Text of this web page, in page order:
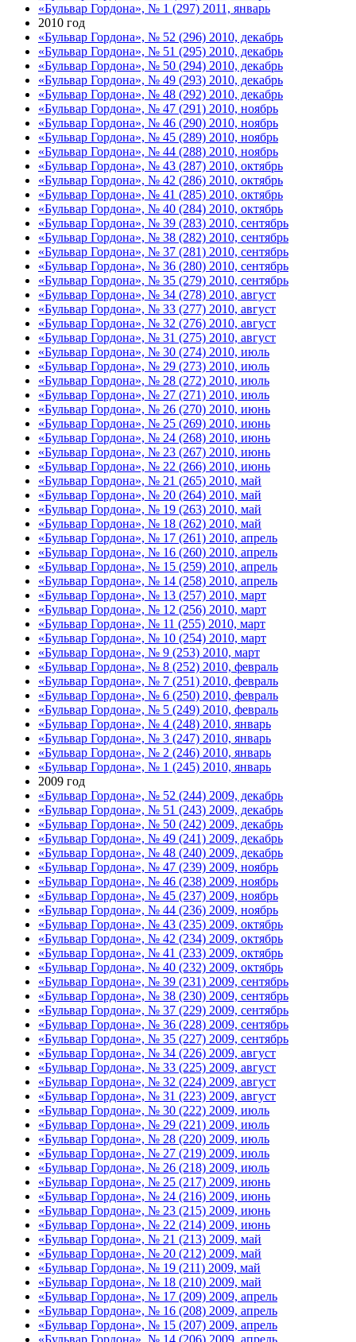
«Бульвар Гордона», № 1 (297) 2011, январь
2010 год
«Бульвар Гордона», № 52 (296) 2010, декабрь
«Бульвар Гордона», № 51 (295) 2010, декабрь
«Бульвар Гордона», № 50 (294) 2010, декабрь
«Бульвар Гордона», № 49 (293) 2010, декабрь
«Бульвар Гордона», № 48 (292) 2010, декабрь
«Бульвар Гордона», № 47 (291) 2010, ноябрь
«Бульвар Гордона», № 46 (290) 2010, ноябрь
«Бульвар Гордона», № 45 (289) 2010, ноябрь
«Бульвар Гордона», № 44 (288) 2010, ноябрь
«Бульвар Гордона», № 43 (287) 2010, октябрь
«Бульвар Гордона», № 42 (286) 2010, октябрь
«Бульвар Гордона», № 41 (285) 2010, октябрь
«Бульвар Гордона», № 40 (284) 2010, октябрь
«Бульвар Гордона», № 39 (283) 2010, сентябрь
«Бульвар Гордона», № 38 (282) 2010, сентябрь
«Бульвар Гордона», № 37 (281) 2010, сентябрь
«Бульвар Гордона», № 36 (280) 2010, сентябрь
«Бульвар Гордона», № 35 (279) 2010, сентябрь
«Бульвар Гордона», № 34 (278) 2010, август
«Бульвар Гордона», № 33 (277) 2010, август
«Бульвар Гордона», № 32 (276) 2010, август
«Бульвар Гордона», № 31 (275) 2010, август
«Бульвар Гордона», № 30 (274) 2010, июль
«Бульвар Гордона», № 29 (273) 2010, июль
«Бульвар Гордона», № 28 (272) 2010, июль
«Бульвар Гордона», № 27 (271) 2010, июль
«Бульвар Гордона», № 26 (270) 2010, июнь
«Бульвар Гордона», № 25 (269) 2010, июнь
«Бульвар Гордона», № 24 (268) 2010, июнь
«Бульвар Гордона», № 23 (267) 2010, июнь
«Бульвар Гордона», № 22 (266) 2010, июнь
«Бульвар Гордона», № 21 (265) 2010, май
«Бульвар Гордона», № 20 (264) 2010, май
«Бульвар Гордона», № 19 (263) 2010, май
«Бульвар Гордона», № 18 (262) 2010, май
«Бульвар Гордона», № 17 (261) 2010, апрель
«Бульвар Гордона», № 16 (260) 2010, апрель
«Бульвар Гордона», № 15 (259) 2010, апрель
«Бульвар Гордона», № 14 (258) 2010, апрель
«Бульвар Гордона», № 13 (257) 2010, март
«Бульвар Гордона», № 12 (256) 2010, март
«Бульвар Гордона», № 11 (255) 2010, март
«Бульвар Гордона», № 10 (254) 2010, март
«Бульвар Гордона», № 9 (253) 2010, март
«Бульвар Гордона», № 8 (252) 2010, февраль
«Бульвар Гордона», № 7 (251) 2010, февраль
«Бульвар Гордона», № 6 (250) 2010, февраль
«Бульвар Гордона», № 5 (249) 2010, февраль
«Бульвар Гордона», № 4 (248) 2010, январь
«Бульвар Гордона», № 3 (247) 2010, январь
«Бульвар Гордона», № 2 (246) 2010, январь
«Бульвар Гордона», № 1 (245) 2010, январь
2009 год
«Бульвар Гордона», № 52 (244) 2009, декабрь
«Бульвар Гордона», № 51 (243) 2009, декабрь
«Бульвар Гордона», № 50 (242) 2009, декабрь
«Бульвар Гордона», № 49 (241) 2009, декабрь
«Бульвар Гордона», № 48 (240) 2009, декабрь
«Бульвар Гордона», № 47 (239) 2009, ноябрь
«Бульвар Гордона», № 46 (238) 2009, ноябрь
«Бульвар Гордона», № 45 (237) 2009, ноябрь
«Бульвар Гордона», № 44 (236) 2009, ноябрь
«Бульвар Гордона», № 43 (235) 2009, октябрь
«Бульвар Гордона», № 42 (234) 2009, октябрь
«Бульвар Гордона», № 41 (233) 2009, октябрь
«Бульвар Гордона», № 40 (232) 2009, октябрь
«Бульвар Гордона», № 39 (231) 2009, сентябрь
«Бульвар Гордона», № 38 (230) 2009, сентябрь
«Бульвар Гордона», № 37 (229) 2009, сентябрь
«Бульвар Гордона», № 36 (228) 2009, сентябрь
«Бульвар Гордона», № 35 (227) 2009, сентябрь
«Бульвар Гордона», № 34 (226) 2009, август
«Бульвар Гордона», № 33 (225) 2009, август
«Бульвар Гордона», № 32 (224) 2009, август
«Бульвар Гордона», № 31 (223) 2009, август
«Бульвар Гордона», № 30 (222) 2009, июль
«Бульвар Гордона», № 29 (221) 2009, июль
«Бульвар Гордона», № 28 (220) 2009, июль
«Бульвар Гордона», № 27 (219) 2009, июль
«Бульвар Гордона», № 26 (218) 2009, июль
«Бульвар Гордона», № 25 (217) 2009, июнь
«Бульвар Гордона», № 24 (216) 2009, июнь
«Бульвар Гордона», № 23 (215) 2009, июнь
«Бульвар Гордона», № 22 (214) 2009, июнь
«Бульвар Гордона», № 21 (213) 2009, май
«Бульвар Гордона», № 20 (212) 2009, май
«Бульвар Гордона», № 19 (211) 2009, май
«Бульвар Гордона», № 18 (210) 2009, май
«Бульвар Гордона», № 17 (209) 2009, апрель
«Бульвар Гордона», № 16 (208) 2009, апрель
«Бульвар Гордона», № 15 (207) 2009, апрель
«Бульвар Гордона», № 14 (206) 2009, апрель